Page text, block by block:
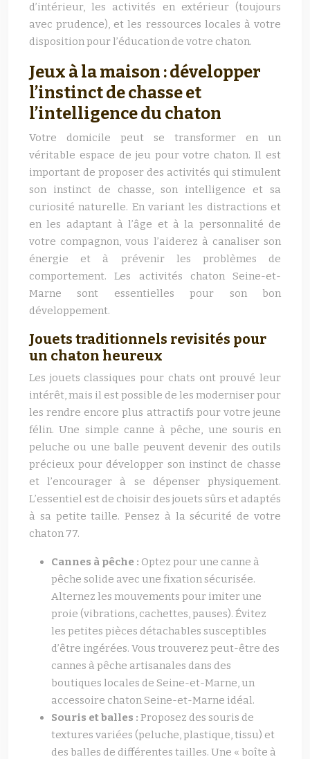
d’intérieur, les activités en extérieur (toujours
avec prudence), et les ressources locales à votre
disposition pour l’éducation de votre chaton.
Jeux à la maison : développer
l’instinct de chasse et
l’intelligence du chaton
Votre domicile peut se transformer en un
véritable espace de jeu pour votre chaton. Il est
important de proposer des activités qui stimulent
son instinct de chasse, son intelligence et sa
curiosité naturelle. En variant les distractions et
en les adaptant à l’âge et à la personnalité de
votre compagnon, vous l’aiderez à canaliser son
énergie et à prévenir les problèmes de
comportement. Les activités chaton Seine-et-
Marne sont essentielles pour son bon
développement.
Jouets traditionnels revisités pour
un chaton heureux
Les jouets classiques pour chats ont prouvé leur
intérêt, mais il est possible de les moderniser pour
les rendre encore plus attractifs pour votre jeune
félin. Une simple canne à pêche, une souris en
peluche ou une balle peuvent devenir des outils
précieux pour développer son instinct de chasse
et l’encourager à se dépenser physiquement.
L’essentiel est de choisir des jouets sûrs et adaptés
à sa petite taille. Pensez à la sécurité de votre
chaton 77.
Cannes à pêche : Optez pour une canne à
pêche solide avec une fixation sécurisée.
Alternez les mouvements pour imiter une
proie (vibrations, cachettes, pauses). Évitez
les petites pièces détachables susceptibles
d’être ingérées. Vous trouverez peut-être des
cannes à pêche artisanales dans des
boutiques locales de Seine-et-Marne, un
accessoire chaton Seine-et-Marne idéal.
Souris et balles : Proposez des souris de
textures variées (peluche, plastique, tissu) et
des balles de différentes tailles. Une « boîte à